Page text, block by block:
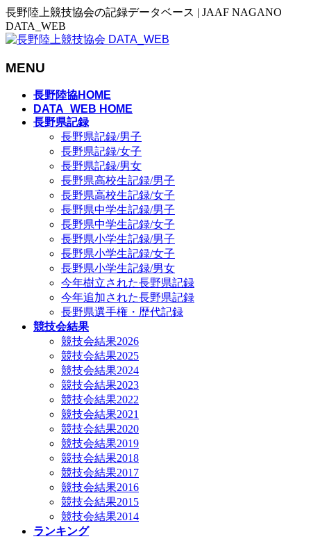
長野陸上競技協会の記録データベース | JAAF NAGANO
DATA_WEB
MENU
長野陸協HOME
DATA_WEB HOME
長野県記録
長野県記録/男子
長野県記録/女子
長野県記録/男女
長野県高校生記録/男子
長野県高校生記録/女子
長野県中学生記録/男子
長野県中学生記録/女子
長野県小学生記録/男子
長野県小学生記録/女子
長野県小学生記録/男女
今年樹立された長野県記録
今年追加された長野県記録
長野県選手権・歴代記録
競技会結果
競技会結果2026
競技会結果2025
競技会結果2024
競技会結果2023
競技会結果2022
競技会結果2021
競技会結果2020
競技会結果2019
競技会結果2018
競技会結果2017
競技会結果2016
競技会結果2015
競技会結果2014
ランキング